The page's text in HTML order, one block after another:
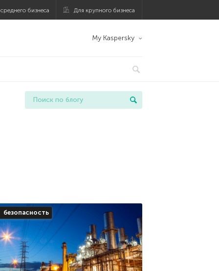
бизнеса Для крупного бизнеса
My Kaspersky
безопасность